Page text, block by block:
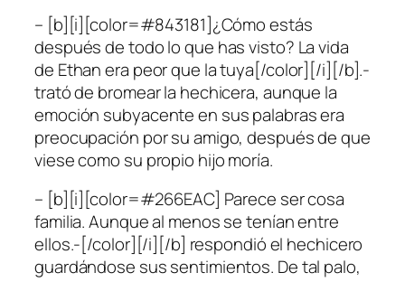
– [b][i][color=#843181]¿Cómo estás
después de todo lo que has visto? La vida
de Ethan era peor que la tuya[/color][/i][/b].-
trató de bromear la hechicera, aunque la
emoción subyacente en sus palabras era
preocupación por su amigo, después de que
viese como su propio hijo moría.
– [b][i][color=#266EAC] Parece ser cosa
familia. Aunque al menos se tenían entre
ellos.-[/color][/i][/b] respondió el hechicero
guardándose sus sentimientos. De tal palo,